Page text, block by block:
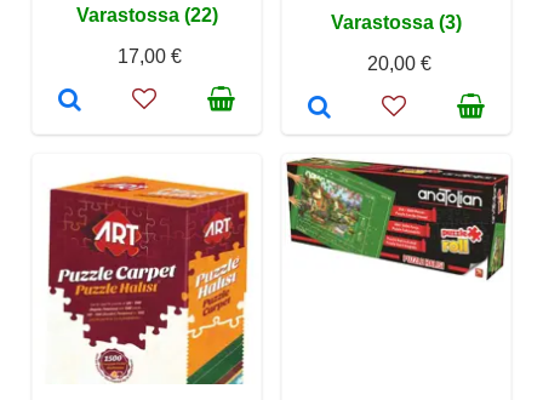
Varastossa (22)
17,00 €
Varastossa (3)
20,00 €